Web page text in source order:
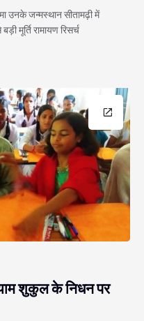
उनके जन्मस्थान सीतामढ़ी में
मूर्ति रामायण रिसर्च
शुकुल के निधन पर